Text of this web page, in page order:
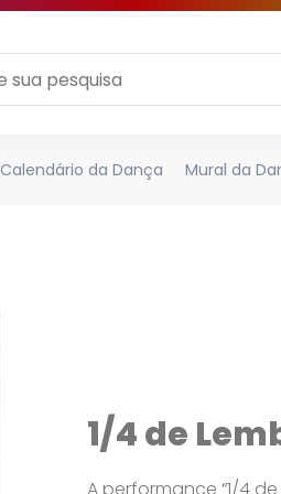
Calendário da Dança Mural da
1/4 de
A performance “1/4